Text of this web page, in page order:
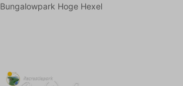
Bungalowpark Hoge Hexel